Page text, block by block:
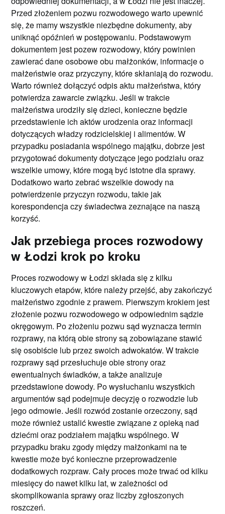
Przed złożeniem pozwu rozwodowego warto upewnić
się, że mamy wszystkie niezbędne dokumenty, aby
uniknąć opóźnień w postępowaniu. Podstawowym
dokumentem jest pozew rozwodowy, który powinien
zawierać dane osobowe obu małżonków, informacje o
małżeństwie oraz przyczyny, które skłaniają do rozwodu.
Warto również dołączyć odpis aktu małżeństwa, który
potwierdza zawarcie związku. Jeśli w trakcie
małżeństwa urodziły się dzieci, konieczne będzie
przedstawienie ich aktów urodzenia oraz informacji
dotyczących władzy rodzicielskiej i alimentów. W
przypadku posiadania wspólnego majątku, dobrze jest
przygotować dokumenty dotyczące jego podziału oraz
wszelkie umowy, które mogą być istotne dla sprawy.
Dodatkowo warto zebrać wszelkie dowody na
potwierdzenie przyczyn rozwodu, takie jak
korespondencja czy świadectwa zeznające na naszą
korzyść.
Jak przebiega proces rozwodowy
w Łodzi krok po kroku
Proces rozwodowy w Łodzi składa się z kilku
kluczowych etapów, które należy przejść, aby zakończyć
małżeństwo zgodnie z prawem. Pierwszym krokiem jest
złożenie pozwu rozwodowego w odpowiednim sądzie
okręgowym. Po złożeniu pozwu sąd wyznacza termin
rozprawy, na którą obie strony są zobowiązane stawić
się osobiście lub przez swoich adwokatów. W trakcie
rozprawy sąd przesłuchuje obie strony oraz
ewentualnych świadków, a także analizuje
przedstawione dowody. Po wysłuchaniu wszystkich
argumentów sąd podejmuje decyzję o rozwodzie lub
jego odmowie. Jeśli rozwód zostanie orzeczony, sąd
może również ustalić kwestie związane z opieką nad
dziećmi oraz podziałem majątku wspólnego. W
przypadku braku zgody między małżonkami na te
kwestie może być konieczne przeprowadzenie
dodatkowych rozpraw. Cały proces może trwać od kilku
miesięcy do nawet kilku lat, w zależności od
skomplikowania sprawy oraz liczby zgłoszonych
roszczeń.